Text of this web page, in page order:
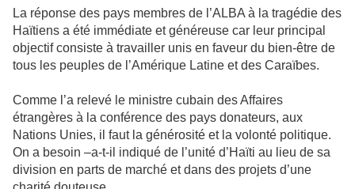
La réponse des pays membres de l’ALBA à la tragédie des
Haïtiens a été immédiate et généreuse car leur principal
objectif consiste à travailler unis en faveur du bien-être de
tous les peuples de l’Amérique Latine et des Caraïbes.
Comme l’a relevé le ministre cubain des Affaires
étrangères à la conférence des pays donateurs, aux
Nations Unies, il faut la générosité et la volonté politique.
On a besoin –a-t-il indiqué de l’unité d’Haïti au lieu de sa
division en parts de marché et dans des projets d’une